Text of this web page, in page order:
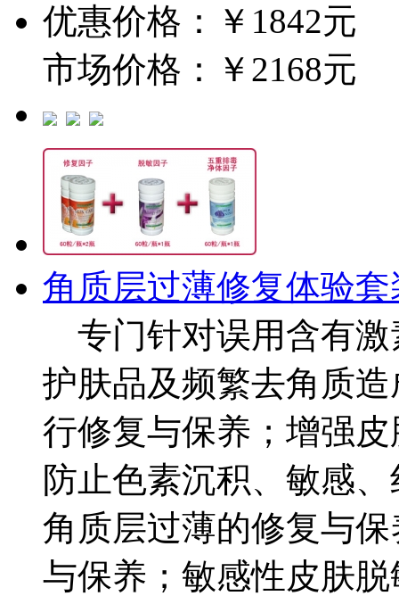
优惠价格：￥1842元
市场价格：￥2168元
角质层过薄修复体验套
专门针对误用含有激
护肤品及频繁去角质
行修复与保养；增强
防止色素沉积、敏感
角质层过薄的修复与
与保养；敏感性皮肤